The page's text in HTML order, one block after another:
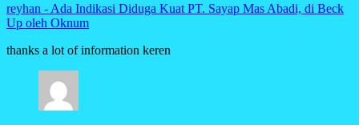
reyhan - Ada Indikasi Diduga Kuat PT. Sayap Mas Abadi, di Beck
Up oleh Oknum
thanks a lot of information keren